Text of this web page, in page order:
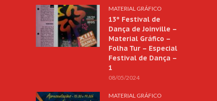
MATERIAL GRÁFICO
13º Festival de
Dança de Joinville –
Material Gráfico –
Folha Tur – Especial
Festival de Dança –
1
08/05/2024
MATERIAL GRÁFICO